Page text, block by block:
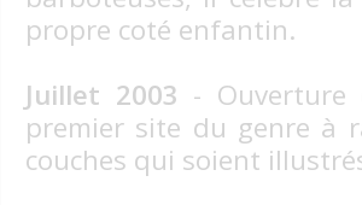
propre coté enfantin.
Juillet 2003 - Ouverture
premier site du genre à
couches qui soient